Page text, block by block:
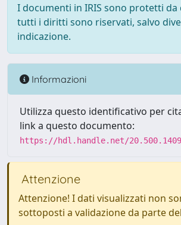
I documenti in IRIS sono protetti
tutti i diritti sono riservati, salvo
indicazione.
Informazioni
Utilizza questo identificativo per
link a questo documento:
https://hdl.handle.net/
Attenzione
Attenzione! I dati visualizzati non
sottoposti a validazione da parte